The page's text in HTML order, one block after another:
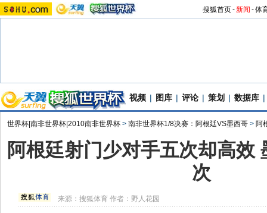
搜狐首页-新闻 -体
视频 | 图库 | 评论 | 策划 | 数据库 |
世界杯|南非世界杯|2010南非世界杯 > 南非世界杯1/8决赛：阿根廷VS墨西哥 > 阿
阿根廷射门少对手五次却高效
次
来源：搜狐体育 作者：野人花园